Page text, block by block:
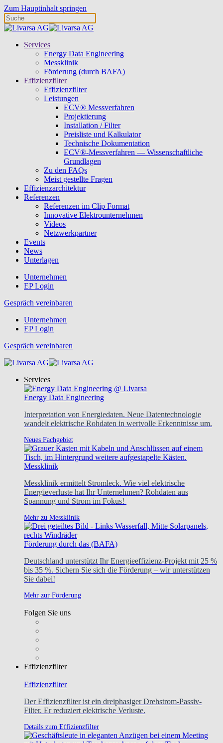
Zum Hauptinhalt springen
Services
Energy Data Engineering
Messklinik
Förderung (durch BAFA)
Effizienzfilter
Effizienzfilter
Leistungen
ECV® Messverfahren
Projektierung
Installation / Filter
Preisliste und Kalkulator
Technische Dokumentation
ECV®-Messverfahren — Wissenschaftliche
Grundlagen
Zu den FAQs
Meist gestellte Fragen
Effizienzarchitektur
Referenzen
Referenzen im Clip Format
Innovative Elektrounternehmen
Videos
Netzwerkpartner
Events
News
Unterlagen
Unternehmen
EP Login
Gespräch vereinbaren
Unternehmen
EP Login
Gespräch vereinbaren
Services
Energy Data Engineering
Interpretation von Energiedaten. Neue Datentechnologie
wandelt elektrische Rohdaten in wertvolle Erkenntnisse um.
Neues Fachgebiet
Messklinik
Messklinik ermittelt Stromleck. Wie viel elektrische
Energieverluste hat Ihr Unternehmen? Rohdaten aus
Spannung und Strom im Fokus!
Mehr zu Messklinik
Förderung durch das (BAFA)
Deutschland unterstützt Ihr Energieeffizienz-Projekt mit 25 %
bis 35 %. Sichern Sie sich die Förderung – wir unterstützen
Sie dabei!
Mehr zur Förderung
Folgen Sie uns
Effizienzfilter
Effizienzfilter
Der Effizienzfilter ist ein dreiphasiger Drehstrom-Passiv-
Filter. Er reduziert elektrische Verluste.
Details zum Effizienzfilter